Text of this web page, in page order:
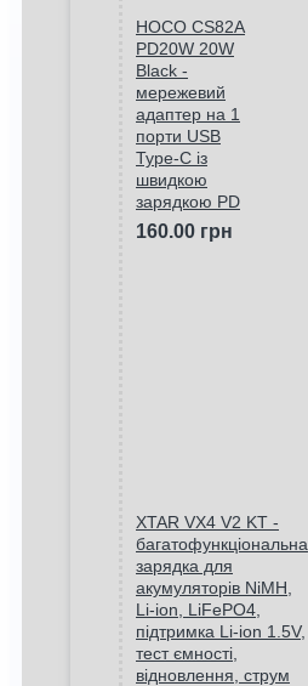
HOCO CS82A
PD20W 20W
Black -
мережевий
адаптер на 1
порти USB
Type-C із
швидкою
зарядкою PD
160.00 грн
XTAR VX4 V2 KT -
багатофункціональна
зарядка для
акумуляторів NiMH,
Li-ion, LiFePO4,
підтримка Li-ion 1.5V,
тест ємності,
відновлення, струм